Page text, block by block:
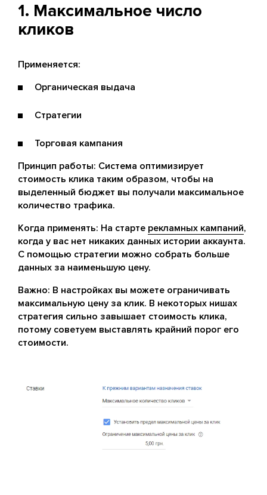
1. Максимальное число
кликов
Применяется:
Органическая выдача
Стратегии
Торговая кампания
Принцип работы: Система оптимизирует
стоимость клика таким образом, чтобы на
выделенный бюджет вы получали максимальное
количество трафика.
Когда применять: На старте рекламных кампаний,
когда у вас нет никаких данных истории аккаунта.
С помощью стратегии можно собрать больше
данных за наименьшую цену.
Важно: В настройках вы можете ограничивать
максимальную цену за клик. В некоторых нишах
стратегия сильно завышает стоимость клика,
потому советуем выставлять крайний порог его
стоимости.